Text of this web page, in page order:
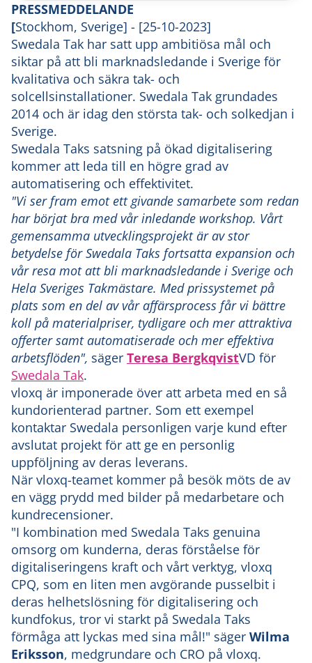
PRESSMEDDELANDE
‍[Stockhom, Sverige] - [25-10-2023]
Swedala Tak har satt upp ambitiösa mål och
siktar på att bli marknadsledande i Sverige för
kvalitativa och säkra tak- och
solcellsinstallationer. Swedala Tak grundades
2014 och är idag den största tak- och solkedjan i
Sverige.
Swedala Taks satsning på ökad digitalisering
kommer att leda till en högre grad av
automatisering och effektivitet.
"Vi ser fram emot ett givande samarbete som redan
har börjat bra med vår inledande workshop. Vårt
gemensamma utvecklingsprojekt är av stor
betydelse för Swedala Taks fortsatta expansion och
vår resa mot att bli marknadsledande i Sverige och
Hela Sveriges Takmästare. Med prissystemet på
plats som en del av vår affärsprocess får vi bättre
koll på materialpriser, tydligare och mer attraktiva
offerter samt automatiserade och mer effektiva
arbetsflöden", säger Teresa BergkqvistVD för
Swedala Tak.
vloxq är imponerade över att arbeta med en så
kundorienterad partner. Som ett exempel
kontaktar Swedala personligen varje kund efter
avslutat projekt för att ge en personlig
uppföljning av deras leverans.
När vloxq-teamet kommer på besök möts de av
en vägg prydd med bilder på medarbetare och
kundrecensioner.
"I kombination med Swedala Taks genuina
omsorg om kunderna, deras förståelse för
digitaliseringens kraft och vårt verktyg, vloxq
CPQ, som en liten men avgörande pusselbit i
deras helhetslösning för digitalisering och
kundfokus, tror vi starkt på Swedala Taks
förmåga att lyckas med sina mål!" säger Wilma
Eriksson, medgrundare och CRO på vloxq.